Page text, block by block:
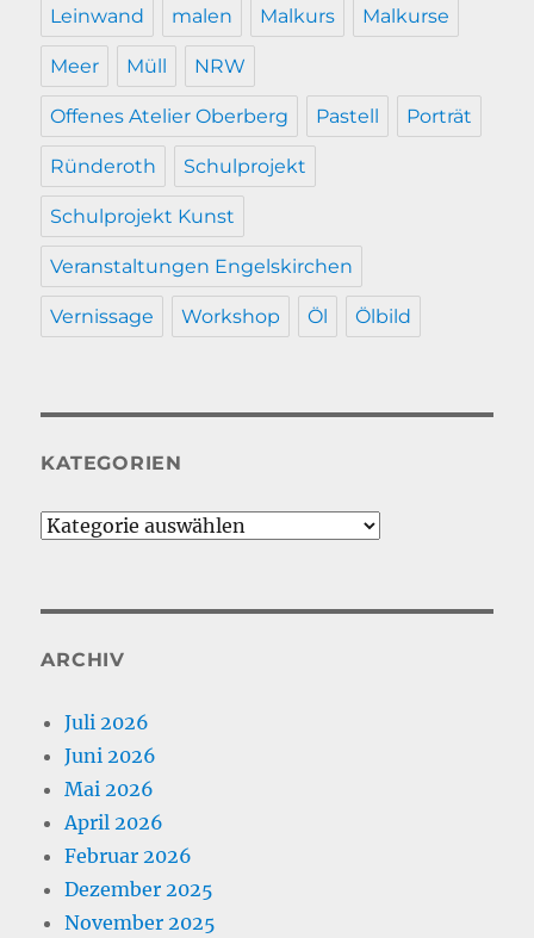
Leinwand malen Malkurs Malkurse
Meer Müll NRW
Offenes Atelier Oberberg Pastell Porträt
Ründeroth Schulprojekt
Schulprojekt Kunst
Veranstaltungen Engelskirchen
Vernissage Workshop Öl Ölbild
KATEGORIEN
Kategorien
ARCHIV
Juli 2026
Juni 2026
Mai 2026
April 2026
Februar 2026
Dezember 2025
November 2025